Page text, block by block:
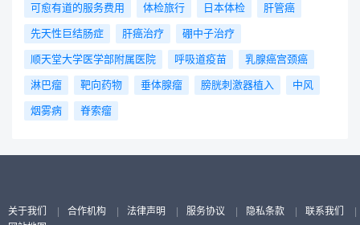
可愈有道的服务费用 体检旅行 日本体检 肝管癌
先天性巨结肠症 肝癌治疗 硼中子治疗
顺天堂大学医学部附属医院 呼吸道疫苗 乳腺癌宫颈癌
淋巴瘤 靶向药物 垂体腺瘤 膀胱刺激器植入 中风
烟雾病 脊索瘤
关于我们 合作机构 法律声明 服务协议 隐私条款 联系我们